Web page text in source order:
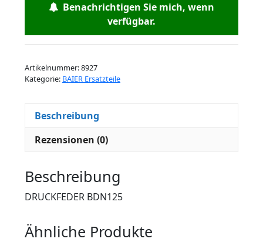
Benachrichtigen Sie mich, wenn
verfügbar.
Artikelnummer:8927
Kategorie: BAIER Ersatzteile
Beschreibung
Rezensionen (0)
Beschreibung
DRUCKFEDER BDN125
Ähnliche Produkte